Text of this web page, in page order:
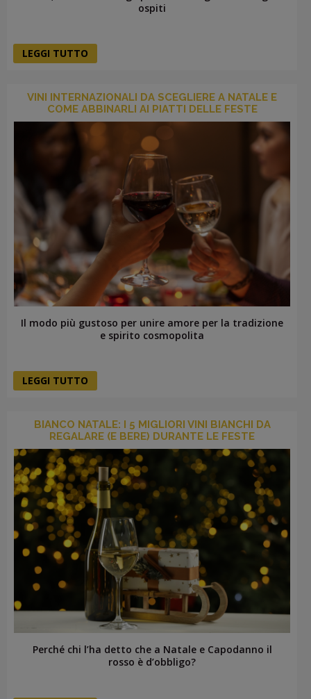
ospiti
LEGGI TUTTO
VINI INTERNAZIONALI DA SCEGLIERE A NATALE E
COME ABBINARLI AI PIATTI DELLE FESTE
Il modo più gustoso per unire amore per la tradizione
e spirito cosmopolita
LEGGI TUTTO
BIANCO NATALE: I 5 MIGLIORI VINI BIANCHI DA
REGALARE (E BERE) DURANTE LE FESTE
Perché chi l’ha detto che a Natale e Capodanno il
rosso è d’obbligo?